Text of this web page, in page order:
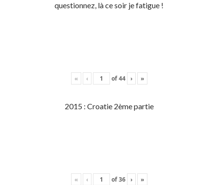
questionnez, là ce soir je fatigue !
« ‹ of44 › »
2015 : Croatie 2ème partie
« ‹ of36 › »